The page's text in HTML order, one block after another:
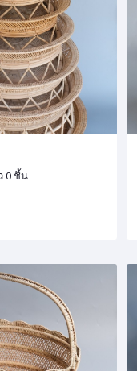
0 ชิ้น